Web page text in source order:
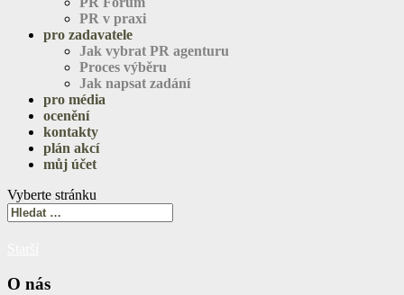
PR v praxi
pro zadavatele
Jak vybrat PR agenturu
Proces výběru
Jak napsat zadání
pro média
ocenění
kontakty
plán akcí
můj účet
Vyberte stránku
O nás